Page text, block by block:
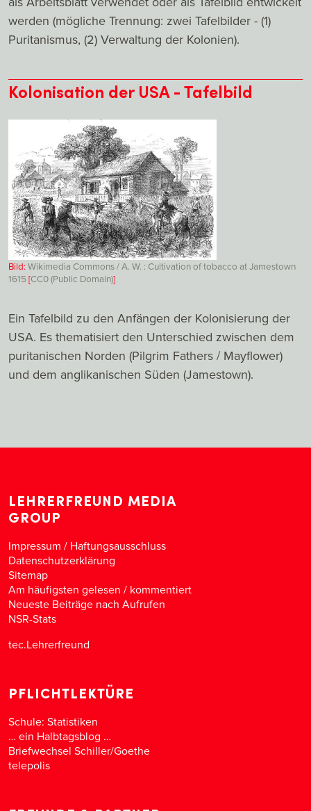
werden (mögliche Trennung: zwei Tafelbilder - (1)
Puritanismus, (2) Verwaltung der Kolonien).
Kolonisation der USA - Tafelbild
Bild:Wikimedia Commons / A. W. : Cultivation of tobacco at Jamestown
1615 [CC0 (Public Domain)]
Ein Tafelbild zu den Anfängen der Kolonisierung der
USA. Es thematisiert den Unterschied zwischen dem
puritanischen Norden (Pilgrim Fathers / Mayflower)
und dem anglikanischen Süden (Jamestown).
LEHRERFREUND MEDIA
GROUP
Impressum / Haftungsausschluss
Datenschutzerklärung
Sitemap
Am häufigsten gelesen / kommentiert
Neueste Beiträge nach Aufrufen
NSR-Stats
tec.Lehrerfreund
PFLICHTLEKTÜRE
Schule: Statistiken
… ein Halbtagsblog …
Briefwechsel Schiller/Goethe
telepolis